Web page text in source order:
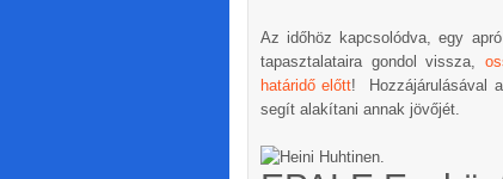
Az időhöz kapcsolódva, egy
tapasztalataira gondol vissza,
határidő előtt! Hozzájárulásával
segít alakítani annak jövőjét.